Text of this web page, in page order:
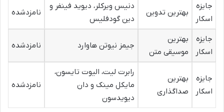
جایزه
اسکار
بهترین تدوین
دنیس ویرکلر، دیوید فینفر و
دین گودفلیس
نامزدشده
جایزه
اسکار
بهترین
موسیقی متن
جیمز نیوتن هاوارد نامزدشده
جایزه
اسکار
بهترین
صداگذاری
رابرت لیت، الیوت تایسون،
مایکل مینک و دان
دیویدسون
نامزدشده